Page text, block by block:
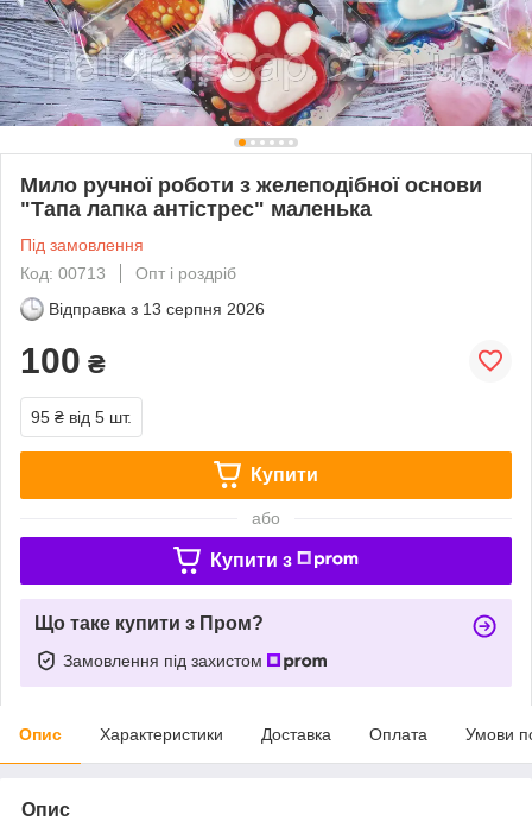
Мило ручної роботи з желеподібної основи
"Тапа лапка антістрес" маленька
Під замовлення
Код: 00713
Опт і роздріб
Відправка з 13 серпня 2026
100 ₴
95 ₴ від 5 шт.
Купити
або
Купити з
Що таке купити з Пром?
Замовлення під захистом
Опис Характеристики Доставка Оплата Умови
Опис